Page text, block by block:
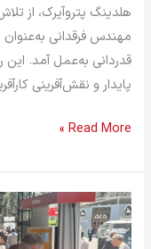
هلدینگ پتروآیرک، از
مهندس فرقدانی به‌عنوان
قدردانی به‌عمل آمد. این
پایدار و نقش‌آفرینی
Read More »
گزارش
تصویری